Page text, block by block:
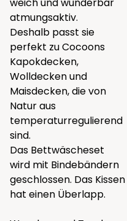
atmungsaktiv.
Deshalb passt sie
perfekt zu Cocoons
Kapokdecken,
Wolldeckenund
Maisdecken, die von
Natur aus
temperaturregulierend
sind.
Das Bettwäscheset
wird mit Bindebändern
geschlossen. Das Kissen
hat einen Überlapp.